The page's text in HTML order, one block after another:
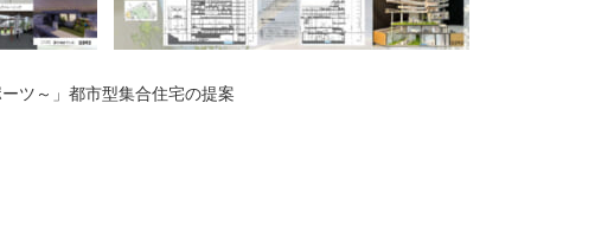
ツ～」都市型集合住宅の提案